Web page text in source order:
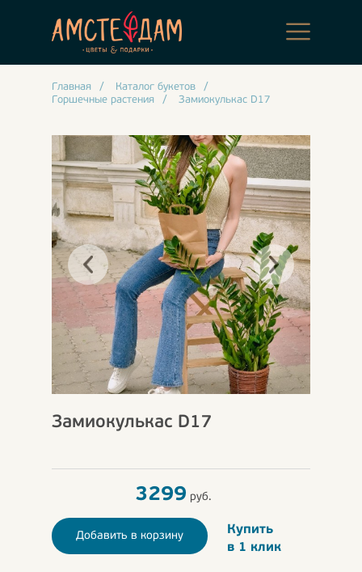
Главная / Каталог букетов
/
Горшечные растения
/ Замиокулькас D17
Замиокулькас D17
3299 руб.
Добавить в корзину
Купить
в 1 клик